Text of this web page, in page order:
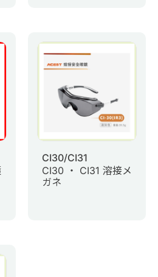
CI30/CI31
CI30 ・ CI31 溶接メ
ガネ